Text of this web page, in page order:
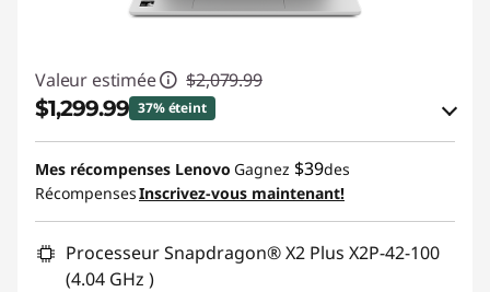
Valeur estimée $2,079.99
$1,299.99 37% éteint
Économies en bon de réduction en ligne :
-$780.00
Utiliser un bon de réduction en ligne :
BRIGHTIDEA6CA
Mes récompenses Lenovo Gagnez $39des
RécompensesInscrivez-vous maintenant!
Processeur Snapdragon® X2 Plus X2P-42-100
(4.04 GHz )